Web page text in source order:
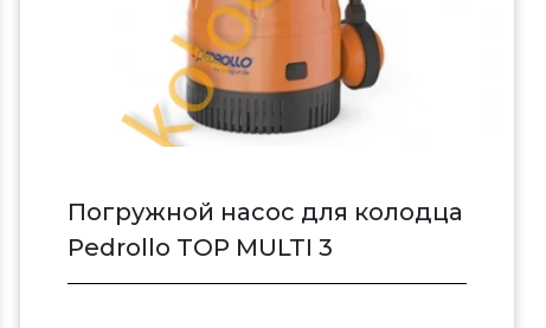
Погружной насос для колодца
Pedrollo TOP MULTI 3